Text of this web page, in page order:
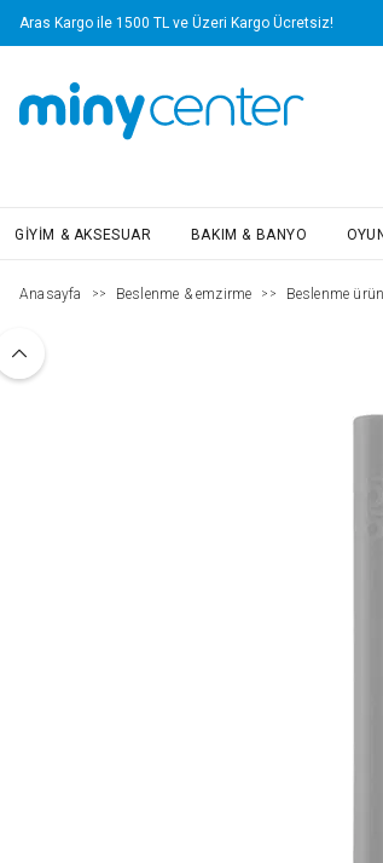
Aras Kargo ile 1500 TL ve Üzeri Kargo Ücretsiz!
GIYIM & AKSESUAR BAKIM & BANYO
Anasayfa >> Beslenme & emzirme >> Beslenme